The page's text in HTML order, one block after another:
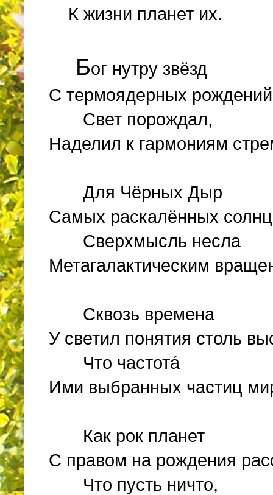
К жизни планет их.
Бог нутру звёзд
С термоядерных
Свет порождал,
Наделил к гармониям
Для Чёрных Дыр
Самых раскалённых солнц
Сверхмысль несла
Метагалактическим
Сквозь времена
У светил понятия столь
Что частотá
Ими выбранных частиц
Как рок планет
С правом на рождения
Что пусть ничто,